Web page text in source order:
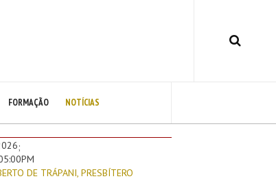
FORMAÇÃO NOTÍCIAS
;
DE TRÁPANI, PRESBÍTERO